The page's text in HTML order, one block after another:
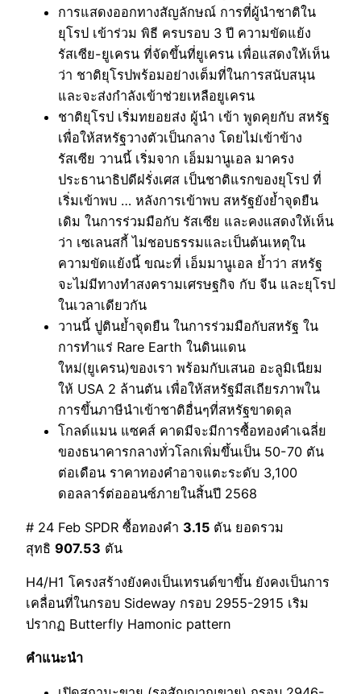
การแสดงออกทางสัญลักษณ์ การที่ผู้นำชาติใน
ยุโรป เข้าร่วม พิธี ครบรอบ 3 ปี ความขัดแย้ง
รัสเซีย-ยูเครน ที่จัดขึ้นที่ยูเครน เพื่อแสดงให้เห็น
ว่า ชาติยุโรปพร้อมอย่างเต็มที่ในการสนับสนุน
และจะส่งกำลังเข้าช่วยเหลือยูเครน
ชาติยุโรป เริ่มทยอยส่ง ผู้นำ เข้า พูดคุยกับ สหรัฐ
เพื่อให้สหรัฐวางตัวเป็นกลาง โดยไม่เข้าข้าง
รัสเซีย วานนี้ เริ่มจาก เอ็มมานูเอล มาครง
ประธานาธิปดีฝรั่งเศส เป็นชาติแรกของยุโรป ที่
เริ่มเข้าพบ … หลังการเข้าพบ สหรัฐยังย้ำจุดยืน
เดิม ในการร่วมมือกับ รัสเซีย และคงแสดงให้เห็น
ว่า เซเลนสกี้ ไม่ชอบธรรมและเป็นต้นเหตุใน
ความขัดแย้งนี้ ขณะที่ เอ็มมานูเอล ย้ำว่า สหรัฐ
จะไม่มีทางทำสงครามเศรษฐกิจ กับ จีน และยุโรป
ในเวลาเดียวกัน
วานนี้ ปูตินย้ำจุดยืน ในการร่วมมือกับสหรัฐ ใน
การทำแร่ Rare Earth ในดินแดน
ใหม่(ยูเครน)ของเรา พร้อมกับเสนอ อะลูมิเนียม
ให้ USA 2 ล้านตัน เพื่อให้สหรัฐมีสเถียรภาพใน
การขึ้นภาษีนำเข้าชาติอื่นๆที่สหรัฐขาดดุล
โกลด์แมน แซคส์ คาดมีจะมีการซื้อทองคำเฉลี่ย
ของธนาคารกลางทั่วโลกเพิ่มขึ้นเป็น 50-70 ตัน
ต่อเดือน ราคาทองคำอาจแตะระดับ 3,100
ดอลลาร์ต่อออนซ์ภายในสิ้นปี 2568
# 24 Feb SPDR ซื้อทองคำ 3.15 ตัน ยอดรวม
สุทธิ 907.53 ตัน
H4/H1 โครงสร้างยังคงเป็นเทรนด์ขาขึ้น ยังคงเป็นการ
เคลื่อนที่ในกรอบ Sideway กรอบ 2955-2915 เริม
ปรากฏ Butterfly Hamonic pattern
คำแนะนำ